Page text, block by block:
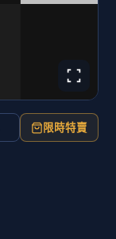
限時特賣